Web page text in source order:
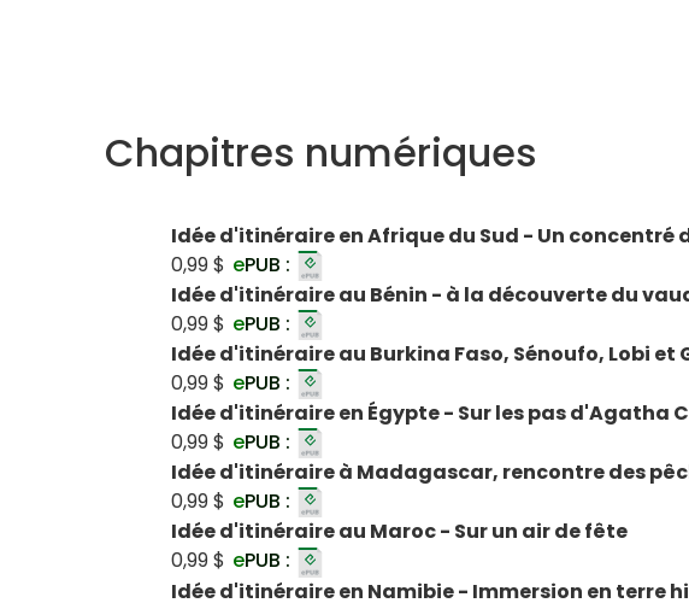
Chapitres numériques
Idée d'itinéraire en Afrique du Sud - Un concentré
0,99 $ ePUB :
Idée d'itinéraire au Bénin - à la découverte du
0,99 $ ePUB :
Idée d'itinéraire au Burkina Faso, Sénoufo, Lobi et
0,99 $ ePUB :
Idée d'itinéraire en Égypte - Sur les pas d'Agatha
0,99 $ ePUB :
Idée d'itinéraire à Madagascar, rencontre des
0,99 $ ePUB :
Idée d'itinéraire au Maroc - Sur un air de fête
0,99 $ ePUB :
Idée d'itinéraire en Namibie - Immersion en terre